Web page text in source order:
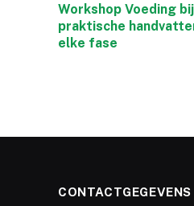
Workshop Voeding
praktische
elke fase
CONTACTGEGEVENS